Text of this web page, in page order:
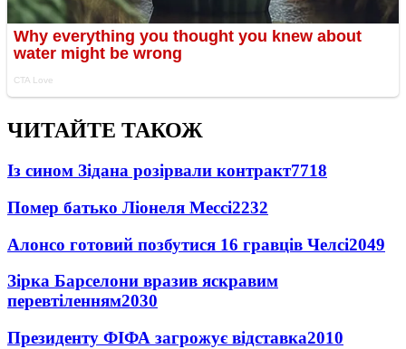
ЧИТАЙТЕ ТАКОЖ
Із сином Зідана розірвали контракт7718
Помер батько Ліонеля Мессі2232
Алонсо готовий позбутися 16 гравців Челсі2049
Зірка Барселони вразив яскравим
перевтіленням2030
Президенту ФІФА загрожує відставка2010